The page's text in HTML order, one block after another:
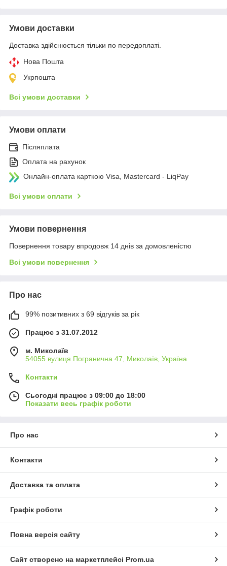
Умови доставки
Доставка здійснюється тільки по передоплаті.
Нова Пошта
Укрпошта
Всі умови доставки
Умови оплати
Післяплата
Оплата на рахунок
Онлайн-оплата карткою Visa, Mastercard - LiqPay
Всі умови оплати
Умови повернення
Повернення товару впродовж 14 днів за домовленістю
Всі умови повернення
Про нас
99% позитивних з 69 відгуків за рік
Працює з 31.07.2012
м. Миколаїв
54055 вулиця Погранична 47, Миколаїв, Україна
Контакти
Сьогодні працює з 09:00 до 18:00
Показати весь графік роботи
Про нас
Контакти
Доставка та оплата
Графік роботи
Повна версія сайту
Сайт створено на маркетплейсі Prom.ua